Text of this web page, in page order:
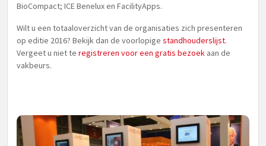
BioCompact; ICE Benelux en FacilityApps.
Wilt u een totaaloverzicht van de organisaties zich presenteren
op editie 2016? Bekijk dan de voorlopige standhouderslijst.
Vergeet u niet te registreren voor een gratis bezoek aan de
vakbeurs.